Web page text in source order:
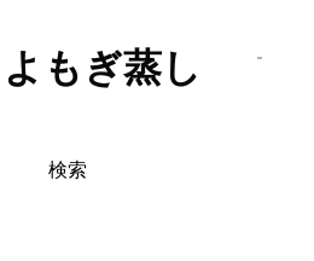
よもぎ蒸し
検索